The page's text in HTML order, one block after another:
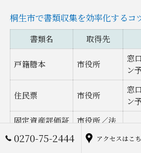
桐生市で書類収集を効率化するコ
書類名 取得先
戸籍謄本 市役所
窓
ン
住民票 市役所
窓
ン
固定資産評価証
明書
市役所／法
務局
窓
0270-75-2444 アクセスはこ